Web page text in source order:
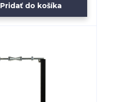
Pridať do košíka